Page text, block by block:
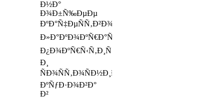
Ð½Ð°
Ð¾Ð±Ñ‰ÐµÐµ
ÐºÐ°Ñ‡ÐµÑÑ‚Ð²Ð¾
Ð»Ð°ÐºÐ¾ÐºÑ€Ð°ÑÐ¾Ñ‡Ð½Ð¾Ð³Ð¾
Ð¿Ð¾ÐºÑ€Ñ‹Ñ‚Ð¸Ñ
Ð¸
ÑÐ¾ÑÑ‚Ð¾ÑÐ½Ð¸Ðµ
ÐºÑƒÐ·Ð¾Ð²Ð°
Ð²